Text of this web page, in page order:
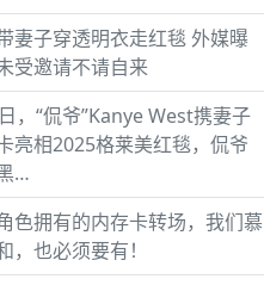
妻子穿透明衣走红毯 外媒曝
受邀请不请自来
，“侃爷”Kanye West携妻子
亮相2025格莱美红毯，侃爷
…
色拥有的内存卡转场，我们慕
，也必须要有！